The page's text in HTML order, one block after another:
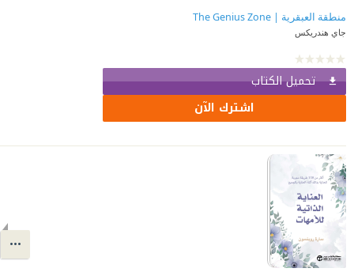
منطقة العبقرية | The Genius Zone
جاي هندريكس
تحميل الكتاب
اشترك الآن